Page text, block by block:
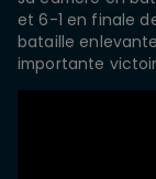
et 6-1 en finale
bataille
importante